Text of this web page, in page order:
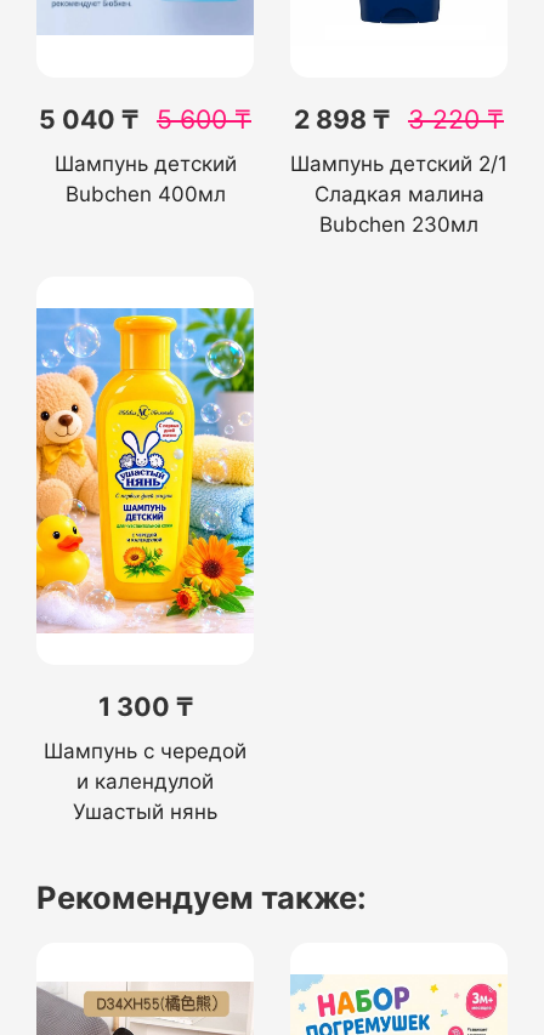
5 040 ₸ 5 600₸
Шампунь детский
Bubchen 400мл
2 898 ₸ 3 220₸
Шампунь детский 2/1
Сладкая малина
Bubchen 230мл
1 300 ₸
Шампунь с чередой
и календулой
Ушастый нянь
Рекомендуем также: